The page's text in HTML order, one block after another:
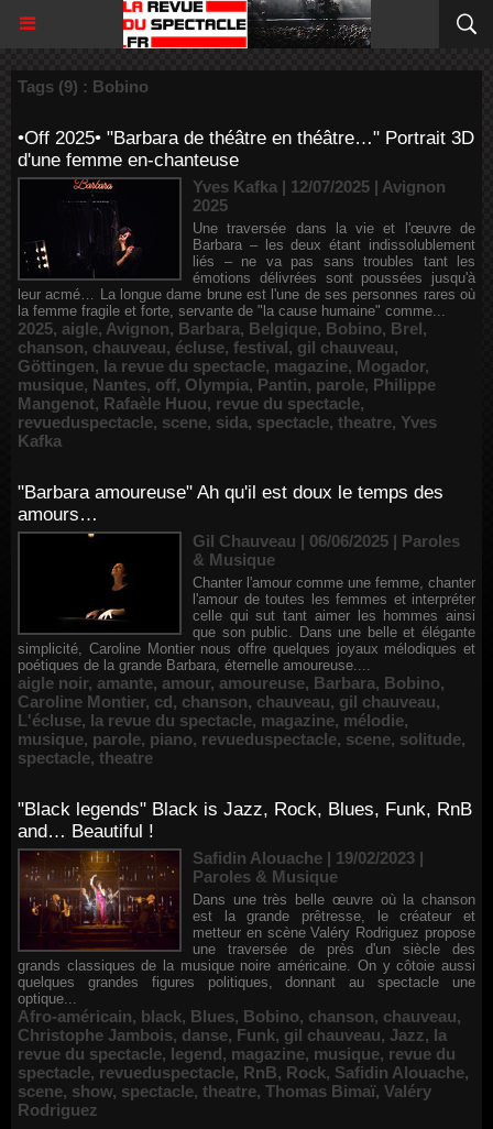
Tags (9) : Bobino
•Off 2025• "Barbara de théâtre en théâtre…" Portrait 3D
d'une femme en-chanteuse
Yves Kafka | 12/07/2025 | Avignon
2025
Une traversée dans la vie et l'œuvre de
Barbara – les deux étant indissolublement
liés – ne va pas sans troubles tant les
émotions délivrées sont poussées jusqu'à
leur acmé… La longue dame brune est l'une de ses personnes rares où
la femme fragile et forte, servante de "la cause humaine" comme...
2025, aigle, Avignon, Barbara, Belgique, Bobino, Brel,
chanson, chauveau, écluse, festival, gil chauveau,
Göttingen, la revue du spectacle, magazine, Mogador,
musique, Nantes, off, Olympia, Pantin, parole, Philippe
Mangenot, Rafaèle Huou, revue du spectacle,
revueduspectacle, scene, sida, spectacle, theatre, Yves
Kafka
"Barbara amoureuse" Ah qu'il est doux le temps des
amours…
Gil Chauveau | 06/06/2025 | Paroles
& Musique
Chanter l'amour comme une femme, chanter
l'amour de toutes les femmes et interpréter
celle qui sut tant aimer les hommes ainsi
que son public. Dans une belle et élégante
simplicité, Caroline Montier nous offre quelques joyaux mélodiques et
poétiques de la grande Barbara, éternelle amoureuse....
aigle noir, amante, amour, amoureuse, Barbara, Bobino,
Caroline Montier, cd, chanson, chauveau, gil chauveau,
L'écluse, la revue du spectacle, magazine, mélodie,
musique, parole, piano, revueduspectacle, scene, solitude,
spectacle, theatre
"Black legends" Black is Jazz, Rock, Blues, Funk, RnB
and… Beautiful !
Safidin Alouache | 19/02/2023 |
Paroles & Musique
Dans une très belle œuvre où la chanson
est la grande prêtresse, le créateur et
metteur en scène Valéry Rodriguez propose
une traversée de près d'un siècle des
grands classiques de la musique noire américaine. On y côtoie aussi
quelques grandes figures politiques, donnant au spectacle une
optique...
Afro-américain, black, Blues, Bobino, chanson, chauveau,
Christophe Jambois, danse, Funk, gil chauveau, Jazz, la
revue du spectacle, legend, magazine, musique, revue du
spectacle, revueduspectacle, RnB, Rock, Safidin Alouache,
scene, show, spectacle, theatre, Thomas Bimaï, Valéry
Rodriguez